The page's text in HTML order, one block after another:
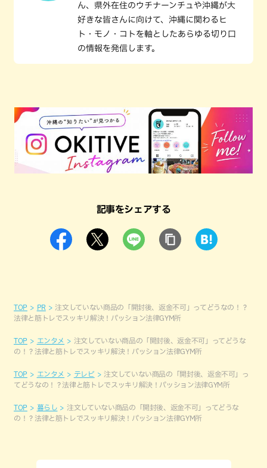
ん、県外在住のウチナーンチュや沖縄が大
好きな皆さんに向けて、沖縄に関わるヒ
ト・モノ・コトを軸としたあらゆる切り口
の情報を発信します。
記事をシェアする
TOP PR
注文していない商品の「開封後、返金不可」ってどうなの！？
法律と筋トレでスッキリ解決！パッション法律GYM所
TOP エンタメ
注文していない商品の「開封後、返金不可」ってどうな
の！？法律と筋トレでスッキリ解決！パッション法律GYM所
TOP エンタメ テレビ
注文していない商品の「開封後、返金不可」っ
てどうなの！？法律と筋トレでスッキリ解決！パッション法律GYM所
TOP 暮らし
注文していない商品の「開封後、返金不可」ってどうな
の！？法律と筋トレでスッキリ解決！パッション法律GYM所